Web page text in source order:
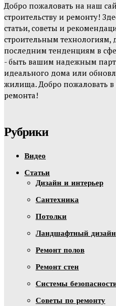
Добро пожаловать на наш
строительству и ремонту!
статьи, советы и
строительным технологиям,
последним тенденциям в
- быть вашим надежным
идеального дома или
жилища. Добро пожаловать в
ремонта!
Рубрики
Видео
Статьи
Дизайн и интерьер
Сантехника
Потолки
Ландшафтный дизайн
Ремонт полов
Ремонт стен
Системы
Советы по ремонту